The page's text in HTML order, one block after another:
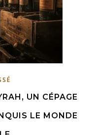
UN CÉPAGE
LE MONDE